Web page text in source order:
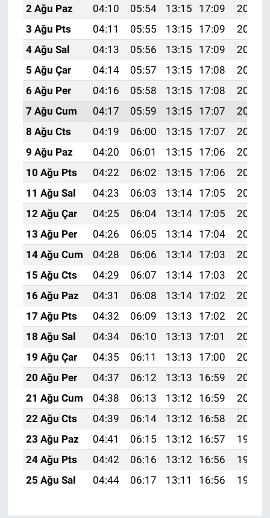
2 Ağu Paz
04:10 05:54 13:15 17:09
20:27
3 Ağu Pts
04:11 05:55 13:15 17:09
20:26
4 Ağu Sal
04:13 05:56 13:15 17:09
20:25
5 Ağu Çar
04:14 05:57 13:15 17:08
20:24
6 Ağu Per
04:16 05:58 13:15 17:08
20:23
7 Ağu Cum
04:17 05:59 13:15 17:07
20:21
8 Ağu Cts
04:19 06:00 13:15 17:07
20:20
9 Ağu Paz
04:20 06:01 13:15 17:06
20:19
10 Ağu Pts
04:22 06:02 13:15 17:06
20:18
11 Ağu Sal
04:23 06:03 13:14 17:05
20:16
12 Ağu Çar
04:25 06:04 13:14 17:05
20:15
13 Ağu Per
04:26 06:05 13:14 17:04
20:14
14 Ağu Cum
04:28 06:06 13:14 17:03
20:12
15 Ağu Cts
04:29 06:07 13:14 17:03
20:11
16 Ağu Paz
04:31 06:08 13:14 17:02
20:10
17 Ağu Pts
04:32 06:09 13:13 17:02
20:08
18 Ağu Sal
04:34 06:10 13:13 17:01
20:07
19 Ağu Çar
04:35 06:11 13:13 17:00
20:05
20 Ağu Per
04:37 06:12 13:13 16:59
20:04
21 Ağu Cum
04:38 06:13 13:12 16:59
20:02
22 Ağu Cts
04:39 06:14 13:12 16:58
20:01
23 Ağu Paz
04:41 06:15 13:12 16:57
19:59
24 Ağu Pts
04:42 06:16 13:12 16:56
19:58
25 Ağu Sal
04:44 06:17 13:11 16:56 19:56